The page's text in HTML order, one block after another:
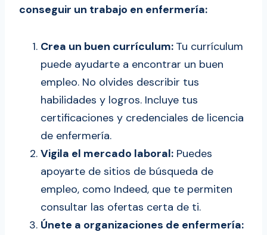
conseguir un trabajo en enfermería:
Crea un buen currículum: Tu currículum
puede ayudarte a encontrar un buen
empleo. No olvides describir tus
habilidades y logros. Incluye tus
certificaciones y credenciales de licencia
de enfermería.
Vigila el mercado laboral: Puedes
apoyarte de sitios de búsqueda de
empleo, como Indeed, que te permiten
consultar las ofertas certa de ti.
Únete a organizaciones de enfermería: